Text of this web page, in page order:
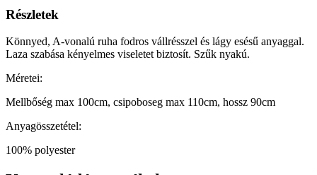
Részletek
Könnyed, A-vonalú ruha fodros vállrésszel és lágy esésű anyaggal.
Laza szabása kényelmes viseletet biztosít. Szűk nyakú.
Méretei:
Mellbőség max 100cm, csipoboseg max 110cm, hossz 90cm
Anyagösszetétel:
100% polyester